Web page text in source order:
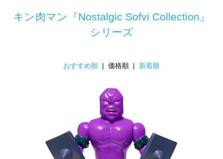
キン肉マン『Nostalgic Sofvi Collection』
シリーズ
おすすめ順 | 価格順 | 新着順